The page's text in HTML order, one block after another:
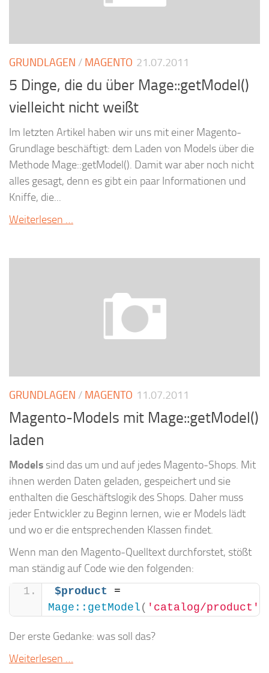
GRUNDLAGEN / MAGENTO 21.07.2011
5 Dinge, die du über Mage::getModel()
vielleicht nicht weißt
Im letzten Artikel haben wir uns mit einer Magento-
Grundlage beschäftigt: dem Laden von Models über die
Methode Mage::getModel(). Damit war aber noch nicht
alles gesagt, denn es gibt ein paar Informationen und
Kniffe, die...
Weiterlesen …
GRUNDLAGEN / MAGENTO 11.07.2011
Magento-Models mit Mage::getModel()
laden
Models sind das um und auf jedes Magento-Shops. Mit
ihnen werden Daten geladen, gespeichert und sie
enthalten die Geschäftslogik des Shops. Daher muss
jeder Entwickler zu Beginn lernen, wie er Models lädt
und wo er die entsprechenden Klassen findet.
Wenn man den Magento-Quelltext durchforstet, stößt
man ständig auf Code wie den folgenden:
$product
Mage::getModel ( 'catalog/product'
Der erste Gedanke: was soll das?
Weiterlesen …